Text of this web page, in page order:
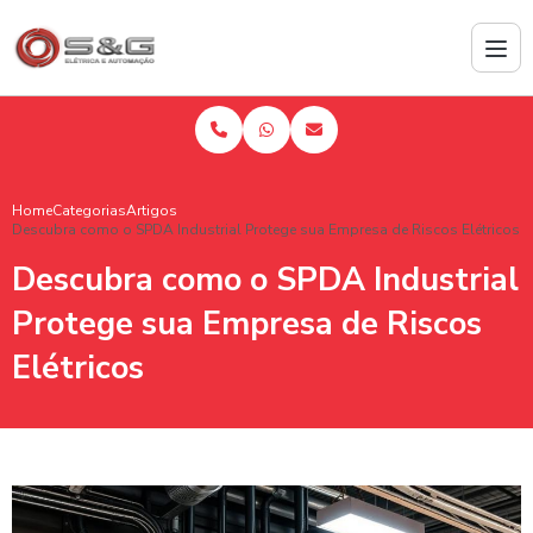
HomeCategoriasArtigos
Descubra como o SPDA Industrial Protege sua Empresa de Riscos Elétricos
Descubra como o SPDA Industrial
Protege sua Empresa de Riscos
Elétricos